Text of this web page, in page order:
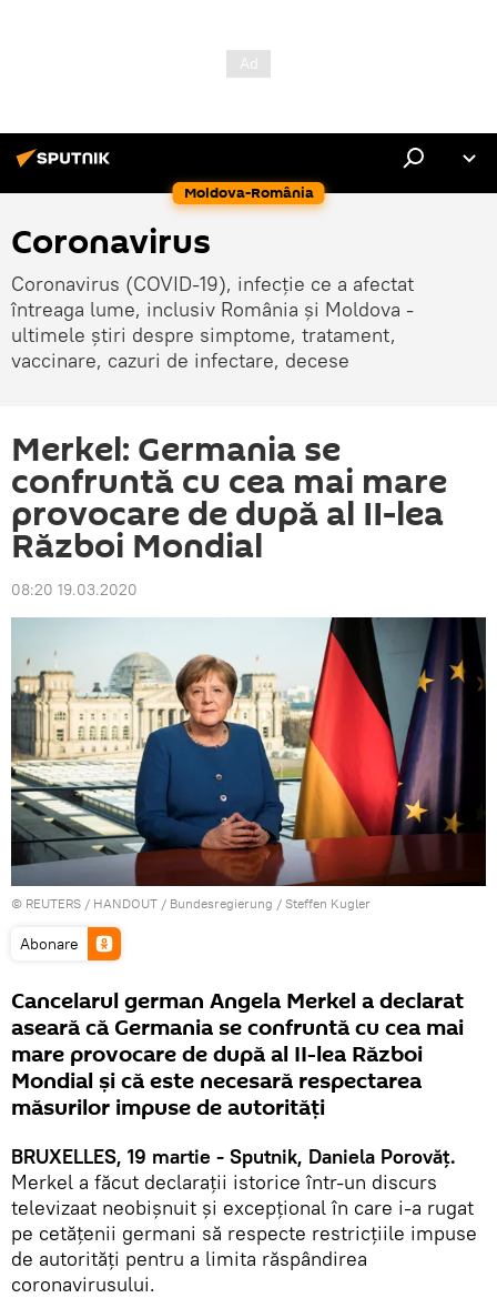
Moldova-România
Coronavirus
Coronavirus (COVID-19), infecție ce a afectat
întreaga lume, inclusiv România și Moldova -
ultimele știri despre simptome, tratament,
vaccinare, cazuri de infectare, decese
Merkel: Germania se
confruntă cu cea mai mare
provocare de după al II-lea
Război Mondial
08:20 19.03.2020
© REUTERS / HANDOUT / Bundesregierung / Steffen Kugler
Abonare
Cancelarul german Angela Merkel a declarat
aseară că Germania se confruntă cu cea mai
mare provocare de după al II-lea Război
Mondial și că este necesară respectarea
măsurilor impuse de autorităţi
BRUXELLES, 19 martie - Sputnik, Daniela Porovăț.
Merkel a făcut declarații istorice într-un discurs
televizaat neobișnuit și excepțional în care i-a rugat
pe cetăţenii germani să respecte restricţiile impuse
de autorităţi pentru a limita răspândirea
coronavirusului.